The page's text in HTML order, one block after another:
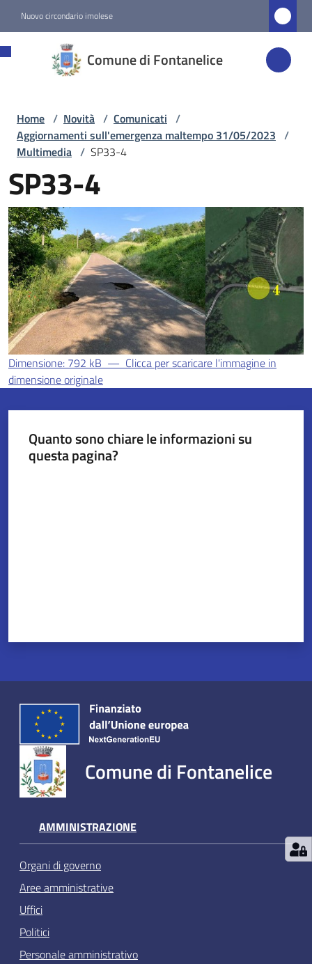
Nuovo circondario imolese
Comune di Fontanelice
Fontanelice
Amministrazione
Menu selezionato
Servizi
Vivere
Fontanelice
Servizi
on-
Tutti
argomenti
Home / Novità / Comunicati /
Aggiornamenti sull'emergenza maltempo 31/05/2023 /
Multimedia / SP33-4
SP33-4
Dimensione: 792 kB — Clicca per scaricare l'immagine in
dimensione originale
Quanto sono chiare le informazioni su
questa pagina?
Comune di Fontanelice
AMMINISTRAZIONE
Organi di governo
Aree amministrative
Uffici
Politici
Personale amministrativo